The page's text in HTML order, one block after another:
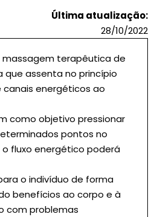
Última atualização:
28/10/2022
massagem terapêutica de
que assenta no princípio
canais energéticos ao
como objetivo pressionar
pontos no
o fluxo energético poderá
o indivíduo de forma
benefícios ao corpo e à
com problemas